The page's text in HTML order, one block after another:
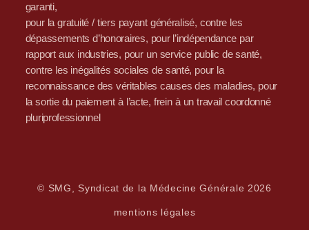
garanti,
pour la gratuité / tiers payant généralisé, contre les
dépassements d’honoraires, pour l’indépendance par
rapport aux industries, pour un service public de santé,
contre les inégalités sociales de santé, pour la
reconnaissance des véritables causes des maladies, pour
la sortie du paiement à l’acte, frein à un travail coordonné
pluriprofessionnel
© SMG, Syndicat de la Médecine Générale 2026
mentions légales